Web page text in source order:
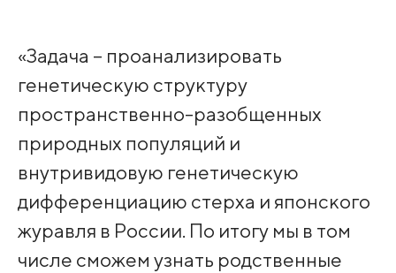
«Задача – проанализировать
генетическую структуру
пространственно-разобщенных
природных популяций и
внутривидовую генетическую
дифференциацию стерха и японского
журавля в России. По итогу мы в том
числе сможем узнать родственные